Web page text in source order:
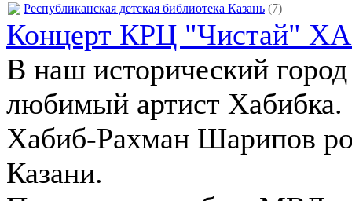
Республиканская детская библиотека Казань (7)
Концерт КРЦ "Чистай"
В наш исторический
любимый артист Хабибка.
Хабиб-Рахман Шарипов
Казани.